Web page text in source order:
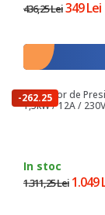
436,25 Lei349 Lei
-262.25
lei
Regulator de
1,5kW / 12A /
In stoc
1.311,25 Lei 1.049